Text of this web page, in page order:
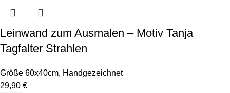
Leinwand zum Ausmalen – Motiv Tanja
Tagfalter Strahlen
Größe 60x40cm, Handgezeichnet
29,90 €